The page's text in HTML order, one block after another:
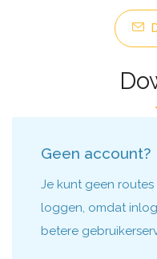
Geen account?
Je kunt geen
loggen, omdat
betere